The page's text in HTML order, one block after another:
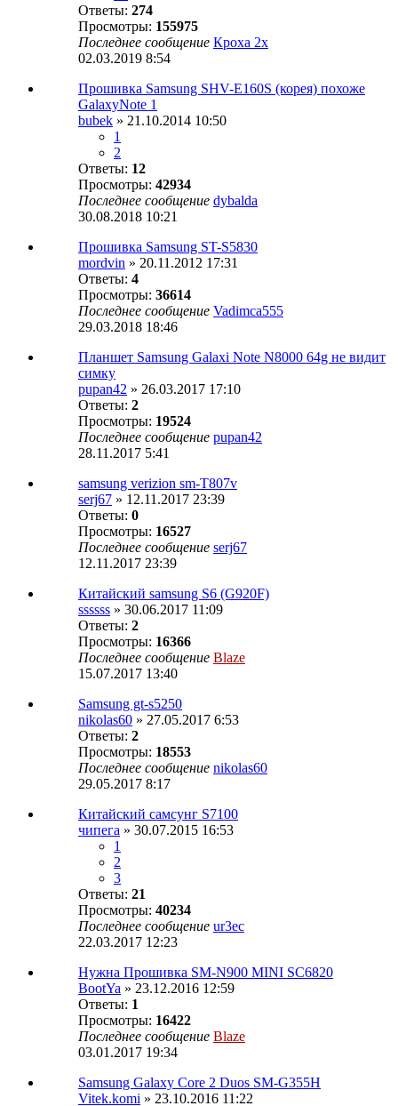
Ответы: 274
Просмотры: 155975
Последнее сообщение Кроха 2х
02.03.2019 8:54
Прошивка Samsung SHV-E160S (корея) похоже
GalaxyNote 1
bubek » 21.10.2014 10:50
1
2
Ответы: 12
Просмотры: 42934
Последнее сообщение dybalda
30.08.2018 10:21
Прошивка Samsung ST-S5830
mordvin » 20.11.2012 17:31
Ответы: 4
Просмотры: 36614
Последнее сообщение Vadimca555
29.03.2018 18:46
Планшет Samsung Galaxi Note N8000 64g не видит
симку
pupan42 » 26.03.2017 17:10
Ответы: 2
Просмотры: 19524
Последнее сообщение pupan42
28.11.2017 5:41
samsung verizion sm-T807v
serj67 » 12.11.2017 23:39
Ответы: 0
Просмотры: 16527
Последнее сообщение serj67
12.11.2017 23:39
Китайский samsung S6 (G920F)
ssssss » 30.06.2017 11:09
Ответы: 2
Просмотры: 16366
Последнее сообщение Blaze
15.07.2017 13:40
Samsung gt-s5250
nikolas60 » 27.05.2017 6:53
Ответы: 2
Просмотры: 18553
Последнее сообщение nikolas60
29.05.2017 8:17
Китайский самсунг S7100
чипега » 30.07.2015 16:53
1
2
3
Ответы: 21
Просмотры: 40234
Последнее сообщение ur3ec
22.03.2017 12:23
Нужна Прошивка SM-N900 MINI SC6820
BootYa » 23.12.2016 12:59
Ответы: 1
Просмотры: 16422
Последнее сообщение Blaze
03.01.2017 19:34
Samsung Galaxy Core 2 Duos SM-G355H
Vitek.komi » 23.10.2016 11:22